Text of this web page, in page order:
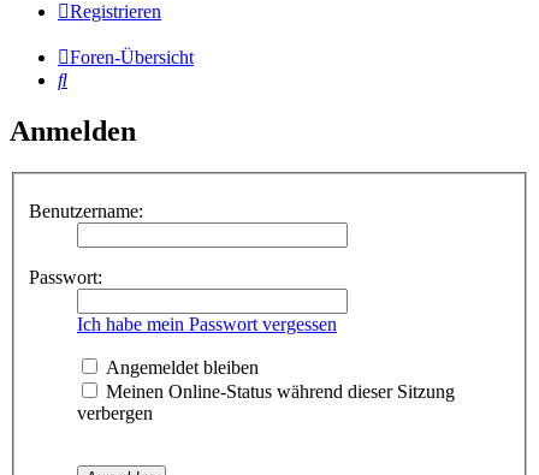
Registrieren
Foren-Übersicht
Suche
Anmelden
Benutzername:
Passwort:
Ich habe mein Passwort vergessen
Angemeldet bleiben
Meinen Online-Status während dieser Sitzung
verbergen